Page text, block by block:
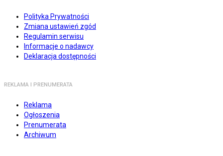
Polityka Prywatności
Zmiana ustawień zgód
Regulamin serwisu
Informacje o nadawcy
Deklaracja dostępności
REKLAMA I PRENUMERATA
Reklama
Ogłoszenia
Prenumerata
Archiwum